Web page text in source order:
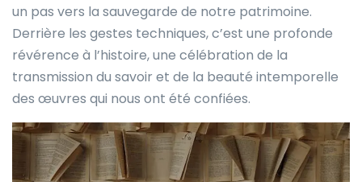
un pas vers la sauvegarde de notre patrimoine.
Derrière les gestes techniques, c’est une profonde
révérence à l’histoire, une célébration de la
transmission du savoir et de la beauté intemporelle
des œuvres qui nous ont été confiées.